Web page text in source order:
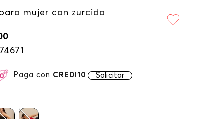
mujer con zurcido
Paga con CREDI10 Solicitar